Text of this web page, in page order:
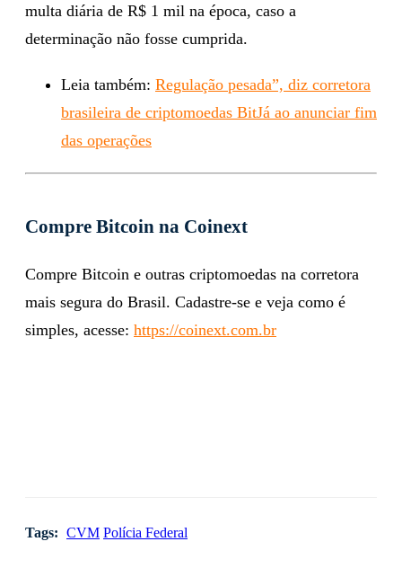
multa diária de R$ 1 mil na época, caso a
determinação não fosse cumprida.
Leia também: Regulação pesada”, diz corretora
brasileira de criptomoedas BitJá ao anunciar fim
das operações
Compre Bitcoin na Coinext
Compre Bitcoin e outras criptomoedas na corretora
mais segura do Brasil. Cadastre-se e veja como é
simples, acesse: https://coinext.com.br
Tags: CVM Polícia Federal